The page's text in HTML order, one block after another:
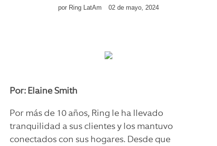
por Ring LatAm 02 de mayo, 2024
Por: Elaine Smith
Por más de 10 años, Ring le ha llevado
tranquilidad a sus clientes y los mantuvo
conectados con sus hogares. Desde que